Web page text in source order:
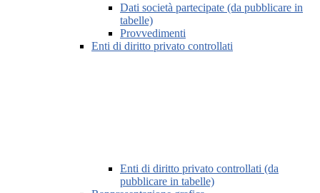
Dati società partecipate (da pubblicare in
tabelle)
Provvedimenti
Enti di diritto privato controllati
Enti di diritto privato controllati (da
pubblicare in tabelle)